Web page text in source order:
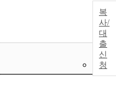
복
사/
대
출
신
청